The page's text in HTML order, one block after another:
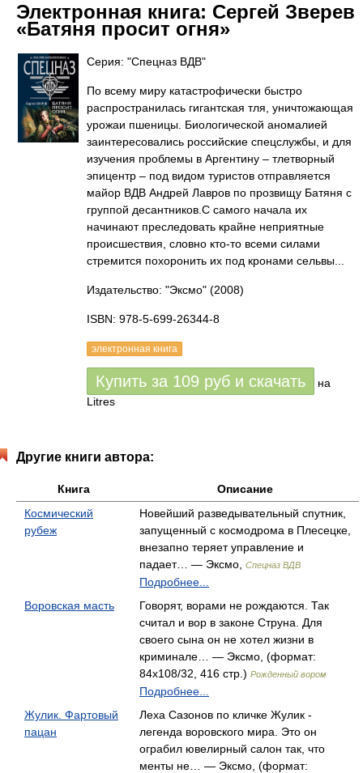
Электронная книга: Сергей Зверев
«Батяня просит огня»
Серия: "Спецназ ВДВ"
По всему миру катастрофически быстро
распространилась гигантская тля, уничтожающая
урожаи пшеницы. Биологической аномалией
заинтересовались российские спецслужбы, и для
изучения проблемы в Аргентину – тлетворный
эпицентр – под видом туристов отправляется
майор ВДВ Андрей Лавров по прозвищу Батяня с
группой десантников.С самого начала их
начинают преследовать крайне неприятные
происшествия, словно кто-то всеми силами
стремится похоронить их под кронами сельвы...
Издательство: "Эксмо" (2008)
ISBN: 978-5-699-26344-8
электронная книга
Купить за 109 руб и скачать
на
Litres
Другие книги автора:
Книга
Описание
Космический
рубеж
Новейший разведывательный спутник,
запущенный с космодрома в Плесецке,
внезапно теряет управление и
падает… — Эксмо,
Спецназ ВДВ
Подробнее...
Воровская масть
Говорят, ворами не рождаются. Так
считал и вор в законе Струна. Для
своего сына он не хотел жизни в
криминале… — Эксмо, (формат:
84x108/32, 416 стр.) Рожденный вором
Подробнее...
Жулик. Фартовый
пацан
Леха Сазонов по кличке Жулик -
легенда воровского мира. Это он
ограбил ювелирный салон так, что
менты не… — Эксмо, (формат: